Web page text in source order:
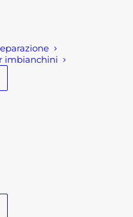
imbianchini
di Sopra in provincia
un’ampia gamma
imprese e privati tutto